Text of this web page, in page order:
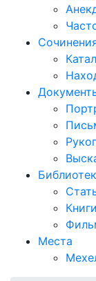
Книги
Места